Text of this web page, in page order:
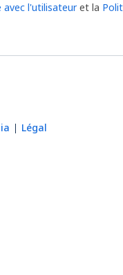
avec l'utilisateuret la
Légal